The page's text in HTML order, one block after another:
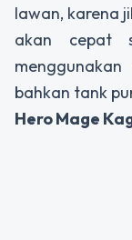
lawan, karena
akan cepat
bahkan tank
Hero Mage